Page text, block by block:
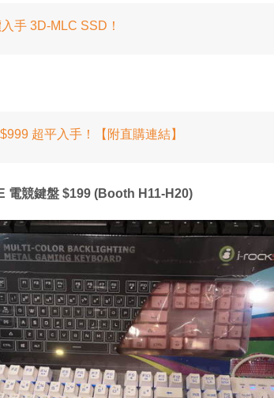
手 3D-MLC SSD！
超平入手！【附直購連結】
電競鍵盤 $199 (Booth H11-H20)